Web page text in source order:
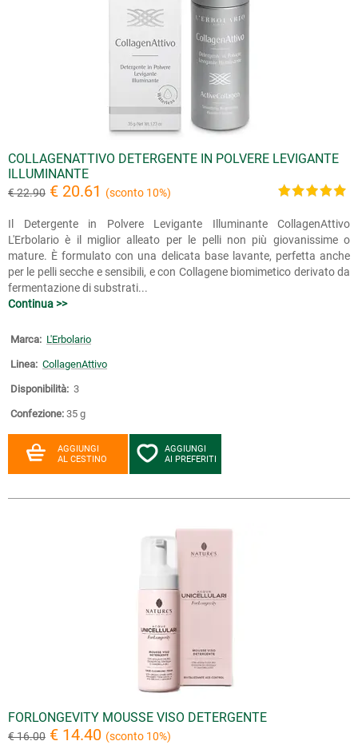
COLLAGENATTIVO DETERGENTE IN POLVERE LEVIGANTE
ILLUMINANTE
€ 22.90 € 20.61 (sconto 10%)
Il Detergente in Polvere Levigante Illuminante CollagenAttivo
L'Erbolario è il miglior alleato per le pelli non più giovanissime o
mature. È formulato con una delicata base lavante, perfetta anche
per le pelli secche e sensibili, e con Collagene biomimetico derivato da
fermentazione di substrati...
Continua >>
Marca: L'Erbolario
Linea: CollagenAttivo
Disponibilità: 3
Confezione: 35 g
AGGIUNGI
AL CESTINO
AGGIUNGI
AI PREFERITI
FORLONGEVITY MOUSSE VISO DETERGENTE
€ 16.00 € 14.40 (sconto 10%)